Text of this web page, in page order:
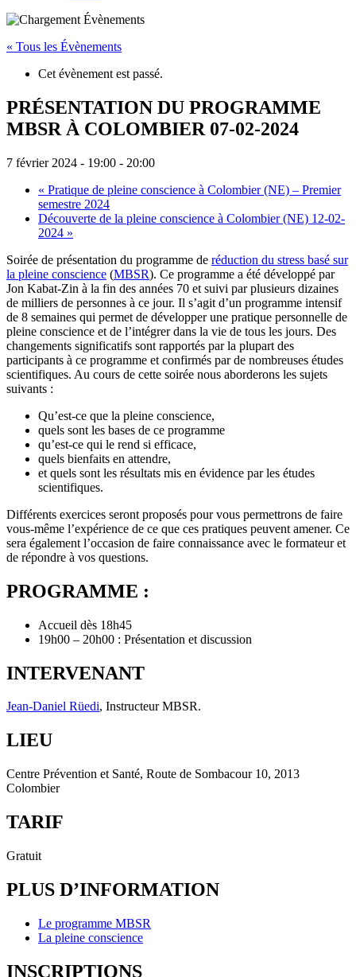
« Tous les Évènements
Cet évènement est passé.
PRÉSENTATION DU PROGRAMME
MBSR À COLOMBIER 07-02-2024
7 février 2024 - 19:00 - 20:00
« Pratique de pleine conscience à Colombier (NE) – Premier
semestre 2024
Découverte de la pleine conscience à Colombier (NE) 12-02-
2024 »
Soirée de présentation du programme de réduction du stress basé sur
la pleine conscience (MBSR). Ce programme a été développé par
Jon Kabat-Zin à la fin des années 70 et suivi par plusieurs dizaines
de milliers de personnes à ce jour. Il s’agit d’un programme intensif
de 8 semaines qui permet de développer une pratique personnelle de
pleine conscience et de l’intégrer dans la vie de tous les jours. Des
changements significatifs sont rapportés par la plupart des
participants à ce programme et confirmés par de nombreuses études
scientifiques. Au cours de cette soirée nous aborderons les sujets
suivants :
Qu’est-ce que la pleine conscience,
quels sont les bases de ce programme
qu’est-ce qui le rend si efficace,
quels bienfaits en attendre,
et quels sont les résultats mis en évidence par les études
scientifiques.
Différents exercices seront proposés pour vous permettrons de faire
vous-même l’expérience de ce que ces pratiques peuvent amener. Ce
sera également l’occasion de faire connaissance avec le formateur et
de répondre à vos questions.
PROGRAMME :
Accueil dès 18h45
19h00 – 20h00 : Présentation et discussion
INTERVENANT
Jean-Daniel Rüedi, Instructeur MBSR.
LIEU
Centre Prévention et Santé, Route de Sombacour 10, 2013
Colombier
TARIF
Gratuit
PLUS D’INFORMATION
Le programme MBSR
La pleine conscience
INSCRIPTIONS